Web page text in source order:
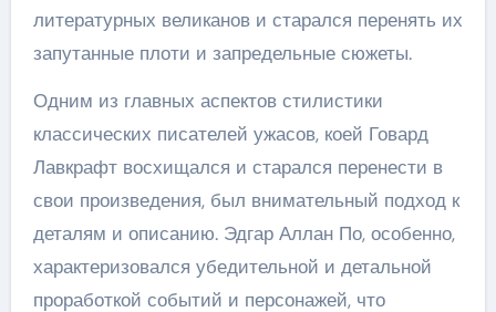
литературных великанов и старался перенять их
запутанные плоти и запредельные сюжеты.
Одним из главных аспектов стилистики
классических писателей ужасов, коей Говард
Лавкрафт восхищался и старался перенести в
свои произведения, был внимательный подход к
деталям и описанию. Эдгар Аллан По, особенно,
характеризовался убедительной и детальной
проработкой событий и персонажей, что